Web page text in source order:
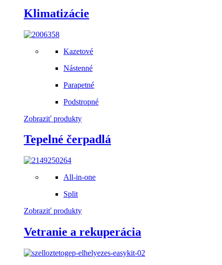
Klimatizácie
Kazetové
Nástenné
Parapetné
Podstropné
Zobraziť produkty
Tepelné čerpadlá
All-in-one
Split
Zobraziť produkty
Vetranie a rekuperácia